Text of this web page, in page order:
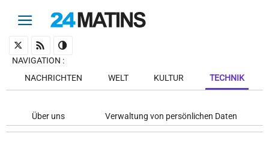
NAVIGATION :
NACHRICHTEN
WELT KULTUR TECHNIK
Über uns Verwaltung von persönlichen Daten